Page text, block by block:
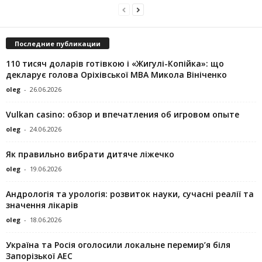
Последние публикации
110 тисяч доларів готівкою і «Жигулі-Копійка»: що
декларує голова Оріхівської МВА Микола Вініченко
oleg - 26.06.2026
Vulkan casino: обзор и впечатления об игровом опыте
oleg - 24.06.2026
Як правильно вибрати дитяче ліжечко
oleg - 19.06.2026
Андрологія та урологія: розвиток науки, сучасні реалії та
значення лікарів
oleg - 18.06.2026
Україна та Росія оголосили локальне перемир’я біля
Запорізької АЕС